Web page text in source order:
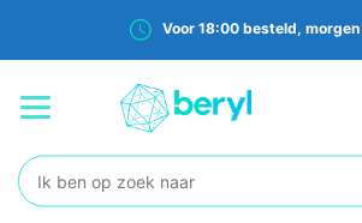
Voor 18:00 besteld,
Zoeken: